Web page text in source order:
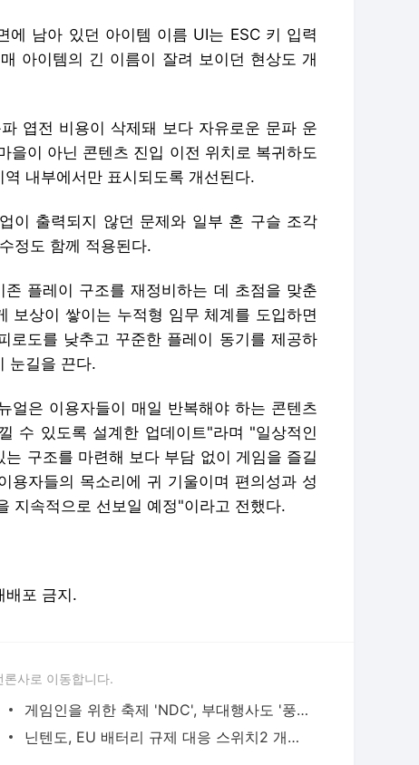
에 남아 있던 아이템 이름 UI는 ESC 키 입력
아이템의 긴 이름이 잘려 보이던 현상도 개
엽전 비용이 삭제돼 보다 자유로운 문파 운
을이 아닌 콘텐츠 진입 이전 위치로 복귀하도
내부에서만 표시되도록 개선된다.
이 출력되지 않던 문제와 일부 혼 구슬 조각
정도 함께 적용된다.
플레이 구조를 재정비하는 데 초점을 맞춘
보상이 쌓이는 누적형 임무 체계를 도입하면
로도를 낮추고 꾸준한 플레이 동기를 제공하
눈길을 끈다.
얼은 이용자들이 매일 반복해야 하는 콘텐츠
수 있도록 설계한 업데이트"라며 "일상적인
구조를 마련해 보다 부담 없이 게임을 즐길
용자들의 목소리에 귀 기울이며 편의성과 성
지속적으로 선보일 예정"이라고 전했다.
포 금지.
론사로 이동합니다.
게임인을 위한 축제 'NDC', 부대행사도 '풍성'
닌텐도, EU 배터리 규제 대응 스위치2 개정판 유럽 출시 추진